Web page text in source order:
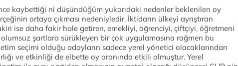
kaybettiği ni düşündüğüm yukarıdaki nedenler beklenilen oy
ortaya çıkması nedeniyledir. İktidarın ülkeyi ayrıştıran
ise daha fakir hale getiren, emekliyi, öğrenciyi, çiftçiyi, öğretmeni
şartlara sürükleyen bir çok uygulamasına rağmen bu
seçimi olduğu adayların sadece yerel yönetici olacaklarından
ve etkinliği de elbette oy oranında etkili olmuştur. Yerel